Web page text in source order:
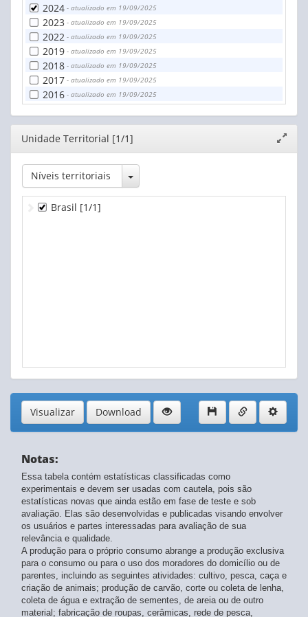
2024 - atualizado em 19/09/2025
2023 - atualizado em 19/09/2025
2022 - atualizado em 19/09/2025
2019 - atualizado em 19/09/2025
2018 - atualizado em 19/09/2025
2017 - atualizado em 19/09/2025
2016 - atualizado em 19/09/2025
Editor
janela
Unidade Territorial [1/1]
Níveis territoriais Toggle Dropdown
Brasil [1/1]
Visualizar Download
Notas:
Essa tabela contém estatísticas classificadas como
experimentais e devem ser usadas com cautela, pois são
estatísticas novas que ainda estão em fase de teste e sob
avaliação. Elas são desenvolvidas e publicadas visando envolver
os usuários e partes interessadas para avaliação de sua
relevância e qualidade.
A produção para o próprio consumo abrange a produção exclusiva
para o consumo ou para o uso dos moradores do domicílio ou de
parentes, incluindo as seguintes atividades: cultivo, pesca, caça e
criação de animais; produção de carvão, corte ou coleta de lenha,
coleta de água e extração de sementes, de areia ou de outro
material; fabricação de roupas, cerâmicas, rede de pesca,